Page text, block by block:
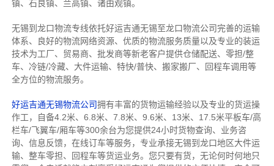
镇、石良镇、兰高镇、诸由观镇。
无锡到龙口物流专线依托好运吉通无锡至龙口物流公司完善的运输
体系、良好的物流网络资源、优质的物流服务质量以及专业的装运
技术为工厂、贸易商、批发商等新老客户提供仓储配送、零担/整
车、冷链/冷藏、大件运输、特快/普快、搬家搬厂、回程车调用等
全方位的物流服务。
好运吉通无锡物流公司拥有丰富的货物运输经验以及专业的货运操
作工，自备4.2米、6.8米、7.8米、9.6米、13米、17.5米平板车/高
栏车/飞翼车/厢车等300余台为您提供24小时货物查询、业务咨
询、信息反馈，在线订车等服务， 专业承接无锡到龙口地区大件运
输、整车零担、回程车等货运业务。 您只要有货，无论何时何地只